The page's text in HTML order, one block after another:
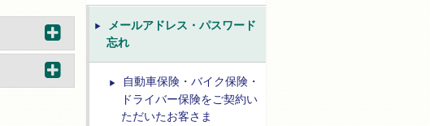
メールアドレス・パスワード
忘れ
自動車保険・バイク保険・
ドライバー保険をご契約い
ただいたお客さま